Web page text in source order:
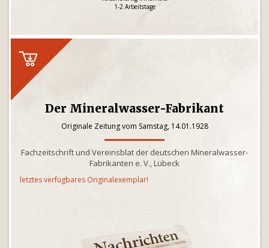
1-2 Arbeitstage
Der Mineralwasser-Fabrikant
Originale Zeitung vom Samstag, 14.01.1928
Fachzeitschrift und Vereinsblat der deutschen Mineralwasser-
Fabrikanten e. V., Lübeck
letztes verfügbares Originalexemplar!